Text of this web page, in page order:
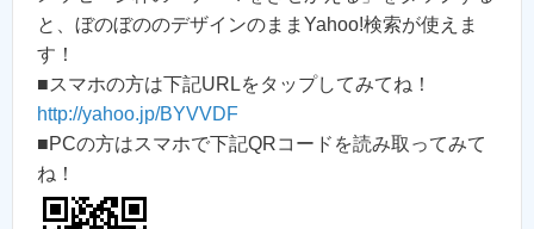
と、ぼのぼののデザインのままYahoo!検索が使えま
す！
■スマホの方は下記URLをタップしてみてね！
http://yahoo.jp/BYVVDF
■PCの方はスマホで下記QRコードを読み取ってみて
ね！